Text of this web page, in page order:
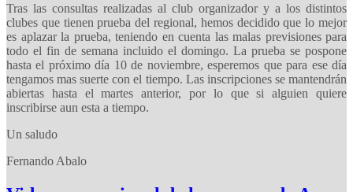
Tras las consultas realizadas al club organizador y a los distintos
clubes que tienen prueba del regional, hemos decidido que lo mejor
es aplazar la prueba, teniendo en cuenta las malas previsiones para
todo el fin de semana incluido el domingo. La prueba se pospone
hasta el próximo día 10 de noviembre, esperemos que para ese día
tengamos mas suerte con el tiempo. Las inscripciones se mantendrán
abiertas hasta el martes anterior, por lo que si alguien quiere
inscribirse aun esta a tiempo.
Un saludo
Fernando Abalo